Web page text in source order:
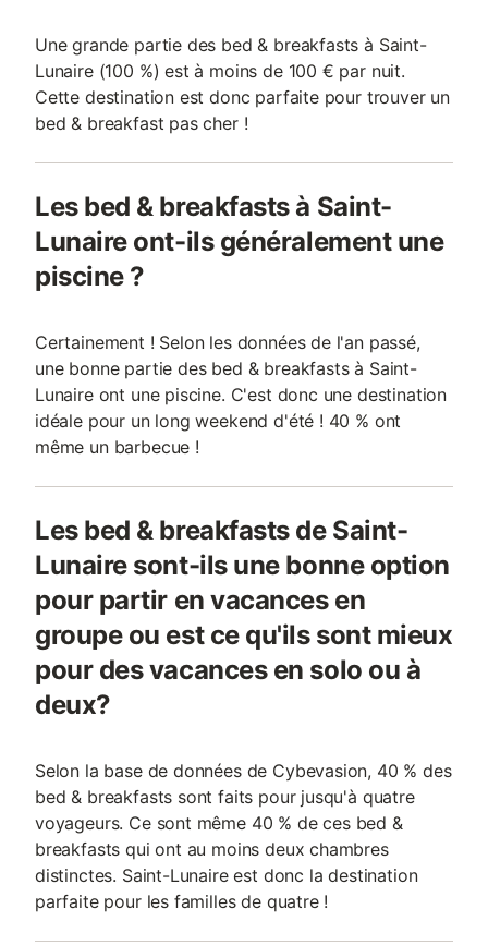
Une grande partie des bed & breakfasts à Saint-
Lunaire (100 %) est à moins de 100 € par nuit.
Cette destination est donc parfaite pour trouver un
bed & breakfast pas cher !
Les bed & breakfasts à Saint-
Lunaire ont-ils généralement une
piscine ?
Certainement ! Selon les données de l'an passé,
une bonne partie des bed & breakfasts à Saint-
Lunaire ont une piscine. C'est donc une destination
idéale pour un long weekend d'été ! 40 % ont
même un barbecue !
Les bed & breakfasts de Saint-
Lunaire sont-ils une bonne option
pour partir en vacances en
groupe ou est ce qu'ils sont mieux
pour des vacances en solo ou à
deux?
Selon la base de données de Cybevasion, 40 % des
bed & breakfasts sont faits pour jusqu'à quatre
voyageurs. Ce sont même 40 % de ces bed &
breakfasts qui ont au moins deux chambres
distinctes. Saint-Lunaire est donc la destination
parfaite pour les familles de quatre !